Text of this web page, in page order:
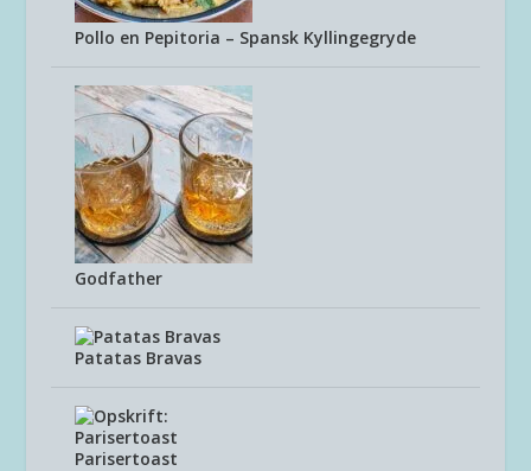
Pollo en Pepitoria – Spansk Kyllingegryde
Godfather
Patatas Bravas
Parisertoast